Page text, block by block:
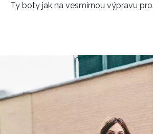
Ty boty jak na vesmírnou výpravu